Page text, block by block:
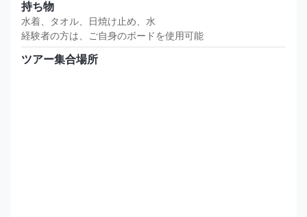
持ち物
水着、タオル、日焼け止め、水
経験者の方は、ご自身のボードを使用可能
ツアー集合場所